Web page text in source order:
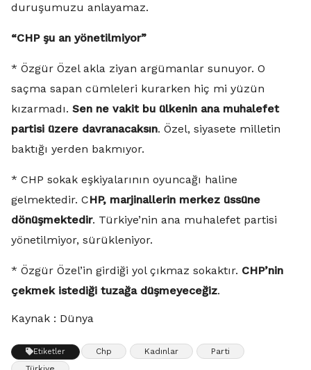
duruşumuzu anlayamaz.
“CHP şu an yönetilmiyor”
* Özgür Özel akla ziyan argümanlar sunuyor. O
saçma sapan cümleleri kurarken hiç mi yüzün
kızarmadı. Sen ne vakit bu ülkenin ana muhalefet
partisi üzere davranacaksın. Özel, siyasete milletin
baktığı yerden bakmıyor.
* CHP sokak eşkiyalarının oyuncağı haline
gelmektedir. CHP, marjinallerin merkez üssüne
dönüşmektedir. Türkiye’nin ana muhalefet partisi
yönetilmiyor, sürükleniyor.
* Özgür Özel’in girdiği yol çıkmaz sokaktır. CHP’nin
çekmek istediği tuzağa düşmeyeceğiz.
Kaynak : Dünya
Etiketler Chp Kadınlar
Parti